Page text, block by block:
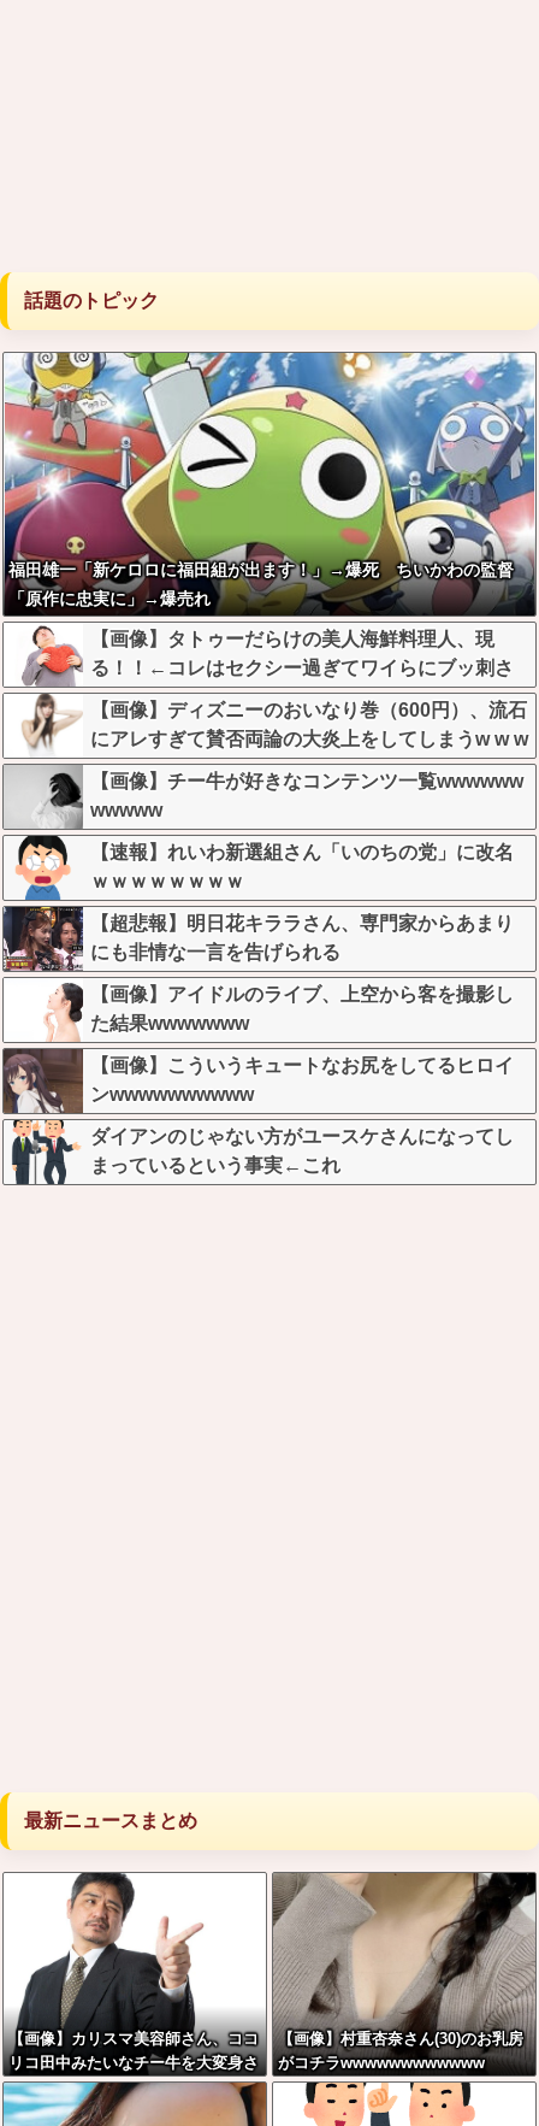
話題のトピック
福田雄一「新ケロロに福田組が出ます！」→爆死 ちいかわの監督
「原作に忠実に」→爆売れ
【画像】タトゥーだらけの美人海鮮料理人、現
る！！←コレはセクシー過ぎてワイらにブッ刺さ
りまくりw w w w w w w w w
【画像】ディズニーのおいなり巻（600円）、流石
にアレすぎて賛否両論の大炎上をしてしまうw w w
w w w w
【画像】チー牛が好きなコンテンツ一覧wwwwww
wwwww
【速報】れいわ新選組さん「いのちの党」に改名
ｗｗｗｗｗｗｗｗ
【超悲報】明日花キララさん、専門家からあまり
にも非情な一言を告げられる
【画像】アイドルのライブ、上空から客を撮影し
た結果wwwwwww
【画像】こういうキュートなお尻をしてるヒロイ
ンwwwwwwwwww
ダイアンのじゃない方がユースケさんになってし
まっているという事実←これ
最新ニュースまとめ
【画像】カリスマ美容師さん、ココ
リコ田中みたいなチー牛を大変身さ
せた結果がこちらw w w w w w w
w w w w
【画像】村重杏奈さん(30)のお乳房
がコチラwwwwwwwwwwww